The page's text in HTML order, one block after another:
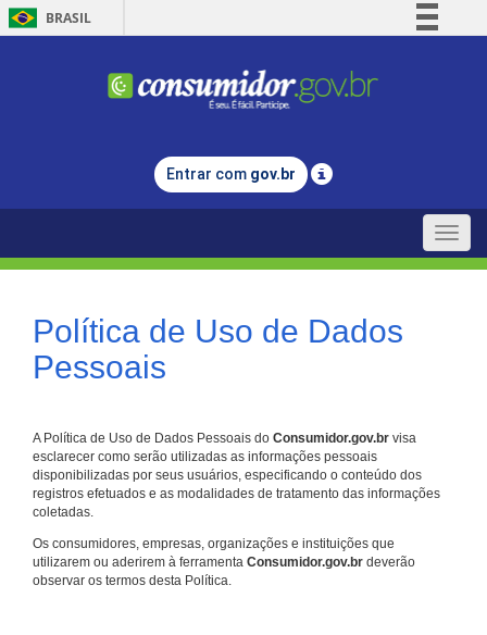
BRASIL
Comunica BR
Legislação
Entrar com gov.br
Toggle
Política de Uso de Dados
Pessoais
A Política de Uso de Dados Pessoais do Consumidor.gov.br visa
esclarecer como serão utilizadas as informações pessoais
disponibilizadas por seus usuários, especificando o conteúdo dos
registros efetuados e as modalidades de tratamento das informações
coletadas.
Os consumidores, empresas, organizações e instituições que
utilizarem ou aderirem à ferramenta Consumidor.gov.br deverão
observar os termos desta Política.